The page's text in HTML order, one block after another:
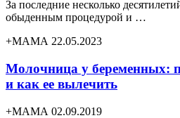
За последние несколько
обыденным процедурой и …
+МАМА 22.05.2023
Молочница у беременных:
и как ее вылечить
+МАМА 02.09.2019